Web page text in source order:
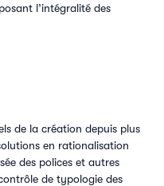
l’intégralité des
de la création depuis plus
en rationalisation
des polices et autres
de typologie des